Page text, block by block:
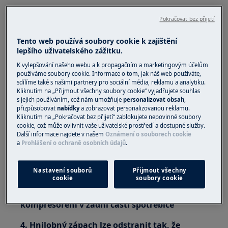
Chladnička s mrazničkou
Řešení
1. Potraviny s výraznou vůní skladujte ve
vzduchotěsné nádobě
2. Police, těsnění dveří a vnitřní prostor
pečlivě vyčistěte vhodným antibakteriálním/
čistícím desinfekčním prostředkem.
Vhodné čistící prostředky a produkty péče
naleznete v našem e-shopu.
3. Vyčistěte odpařovací misku nad
kompresorem v zadní části spotřebiče
4. Hnilobný zápach lze odstranit tak, že
Tento web používá soubory cookie k zajištění
lepšího uživatelského zážitku.
K vylepšování našeho webu a k propagačním a marketingovým účelům
používáme soubory cookie. Informace o tom, jak náš web používáte,
sdílíme také s našimi partnery pro sociální média, reklamu a analytiku.
Kliknutím na „Přijmout všechny soubory cookie“ vyjadřujete souhlas
s jejich používáním, což nám umožňujepersonalizovat obsah,
přizpůsobovatnabídkya zobrazovat personalizovanou reklamu.
Kliknutím na „Pokračovat bez přijetí“ zablokujete nepovinné soubory
cookie, což může ovlivnit vaše uživatelské prostředí a dostupné služby.
Další informace najdete v našemOznámení o souborech cookie
a Prohlášení o ochraně osobních údajů.
Nastavení souborů
cookie
Přijmout všechny
soubory cookie
Pokračovat bez přijetí